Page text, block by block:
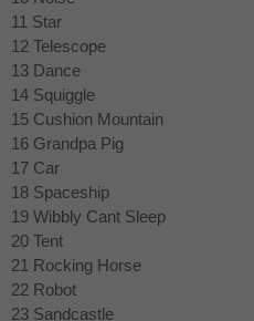
11 Star
12 Telescope
13 Dance
14 Squiggle
15 Cushion Mountain
16 Grandpa Pig
17 Car
18 Spaceship
19 Wibbly Cant Sleep
20 Tent
21 Rocking Horse
22 Robot
23 Sandcastle